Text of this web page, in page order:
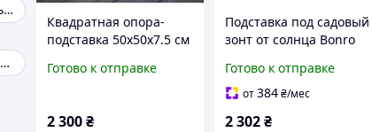
Зонты от солнца большие
Складные пляжные зонты
Квадратная опора-
подставка 50х50х7.5 см
садового зонта
напольная
Готово к отправке
2 300₴
Подставка под садовый
зонт от солнца Bonro
утяжелители комплект
4 шт черные (bo-
Готово к отправке
от384₴/мес
2 302₴